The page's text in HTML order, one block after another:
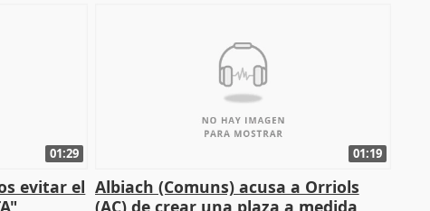
01:29
evitar el
01:19
Albiach (Comuns) acusa a Orriols
(AC) de crear una plaza a medida